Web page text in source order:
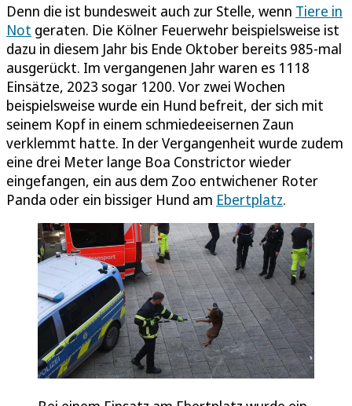
Denn die ist bundesweit auch zur Stelle, wenn Tiere in
Not geraten. Die Kölner Feuerwehr beispielsweise ist
dazu in diesem Jahr bis Ende Oktober bereits 985-mal
ausgerückt. Im vergangenen Jahr waren es 1118
Einsätze, 2023 sogar 1200. Vor zwei Wochen
beispielsweise wurde ein Hund befreit, der sich mit
seinem Kopf in einem schmiedeeisernen Zaun
verklemmt hatte. In der Vergangenheit wurde zudem
eine drei Meter lange Boa Constrictor wieder
eingefangen, ein aus dem Zoo entwichener Roter
Panda oder ein bissiger Hund am Ebertplatz.